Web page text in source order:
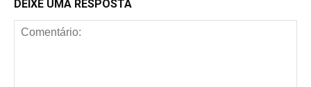
DEIXE UMA RESPOSTA